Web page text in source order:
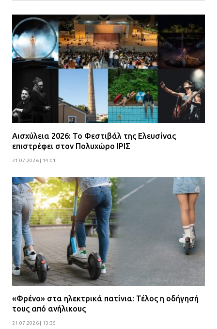
Αισχύλεια 2026: Το Φεστιβάλ της Ελευσίνας
επιστρέφει στον Πολυχώρο ΙΡΙΣ
21.07.2026 | 14:01
«Φρένο» στα ηλεκτρικά πατίνια: Τέλος η οδήγησή
τους από ανήλικους
21.07.2026 | 13:35